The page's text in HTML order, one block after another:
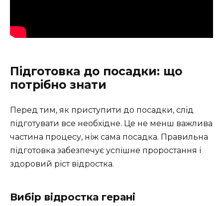
Підготовка до посадки: що
потрібно знати
Перед тим, як приступити до посадки, слід
підготувати все необхідне. Це не менш важлива
частина процесу, ніж сама посадка. Правильна
підготовка забезпечує успішне проростання і
здоровий ріст відростка.
Вибір відростка герані